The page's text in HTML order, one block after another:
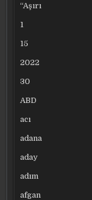
“Aşırı
1
15
2022
30
ABD
acı
adana
aday
adım
afgan